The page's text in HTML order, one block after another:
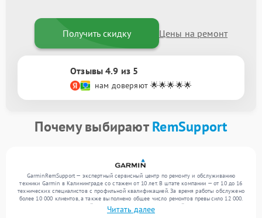
Получить скидку Цены на ремонт
Отзывы 4.9 из 5
нам доверяют 🌟🌟🌟🌟🌟
Почему выбираютRemSupport
GarminRemSupport — экспертный сервисный центр по ремонту и обслуживанию
техники Garmin в Калининграде со стажем от 10 лет. В штате компании — от 10 до 16
технических специалистов с профильной квалификацией. За время работы обслужено
более 10 000 клиентов, а также выполнено общее число ремонтов превысило 12 000.
Ежемесячно в сервисный центр поступает более 300 устройств, включая , , . Мы
работаем с широким спектром неисправностей и обеспечиваем надежный результат
Читать далее